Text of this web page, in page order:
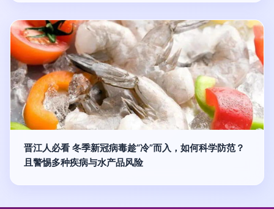
晋江人必看 冬季新冠病毒趁“冷”而入，如何科学防范？
且警惕多种疾病与水产品风险